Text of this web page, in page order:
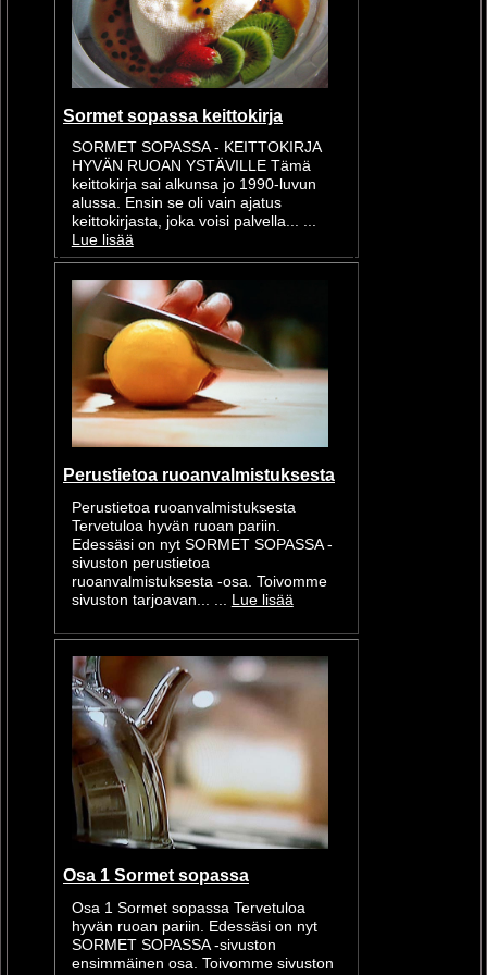
Sormet sopassa keittokirja
SORMET SOPASSA - KEITTOKIRJA
HYVÄN RUOAN YSTÄVILLE Tämä
keittokirja sai alkunsa jo 1990-luvun
alussa. Ensin se oli vain ajatus
keittokirjasta, joka voisi palvella... ...
Lue lisää
Perustietoa ruoanvalmistuksesta
Perustietoa ruoanvalmistuksesta
Tervetuloa hyvän ruoan pariin.
Edessäsi on nyt SORMET SOPASSA -
sivuston perustietoa
ruoanvalmistuksesta -osa. Toivomme
sivuston tarjoavan... ... Lue lisää
Osa 1 Sormet sopassa
Osa 1 Sormet sopassa Tervetuloa
hyvän ruoan pariin. Edessäsi on nyt
SORMET SOPASSA -sivuston
ensimmäinen osa. Toivomme sivuston